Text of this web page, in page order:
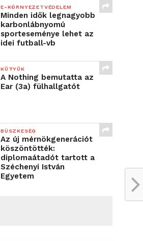
E-KÖRNYEZETVÉDELEM
Minden idők legnagyobb
karbonlábnyomú
sporteseménye lehet az
idei futball-vb
KÜTYÜK
A Nothing bemutatta az
Ear (3a) fülhallgatót
BÜSZKESÉG
Az új mérnökgenerációt
köszöntötték:
diplomaátadót tartott a
Széchenyi István
Egyetem